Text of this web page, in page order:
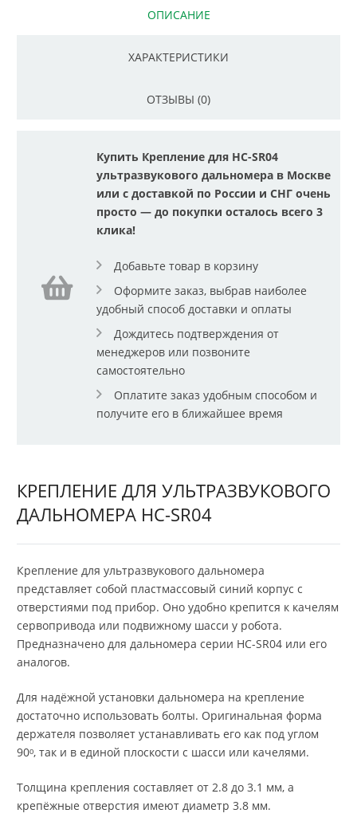
ОПИСАНИЕ
ХАРАКТЕРИСТИКИ
ОТЗЫВЫ (0)
Купить Крепление для HC-SR04
ультразвукового дальномера в Москве
или с доставкой по России и СНГ очень
просто — до покупки осталось всего 3
клика!
Добавьте товар в корзину
Оформите заказ, выбрав наиболее
удобный способ доставки и оплаты
Дождитесь подтверждения от
менеджеров или позвоните
самостоятельно
Оплатите заказ удобным способом и
получите его в ближайшее время
КРЕПЛЕНИЕ ДЛЯ УЛЬТРАЗВУКОВОГО
ДАЛЬНОМЕРА HC-SR04
Крепление для ультразвукового дальномера
представляет собой пластмассовый синий корпус с
отверстиями под прибор. Оно удобно крепится к качелям
сервопривода или подвижному шасси у робота.
Предназначено для дальномера серии HC-SR04 или его
аналогов.
Для надёжной установки дальномера на крепление
достаточно использовать болты. Оригинальная форма
держателя позволяет устанавливать его как под углом
90ᵒ, так и в единой плоскости с шасси или качелями.
Толщина крепления составляет от 2.8 до 3.1 мм, а
крепёжные отверстия имеют диаметр 3.8 мм.